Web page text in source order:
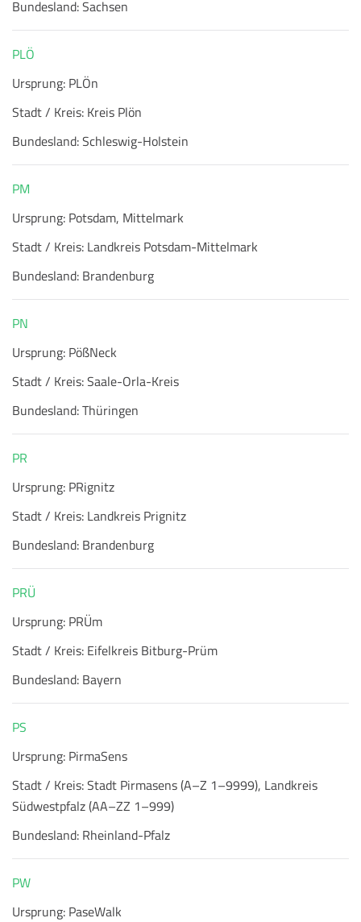
Bundesland:Sachsen
PLÖ
Ursprung: PLÖn
Stadt / Kreis: Kreis Plön
Bundesland:Schleswig-Holstein
PM
Ursprung: Potsdam, Mittelmark
Stadt / Kreis: Landkreis Potsdam-Mittelmark
Bundesland: Brandenburg
PN
Ursprung: PößNeck
Stadt / Kreis:Saale-Orla-Kreis
Bundesland:Thüringen
PR
Ursprung: PRignitz
Stadt / Kreis: Landkreis Prignitz
Bundesland: Brandenburg
PRÜ
Ursprung: PRÜm
Stadt / Kreis: Eifelkreis Bitburg-Prüm
Bundesland: Bayern
PS
Ursprung: PirmaSens
Stadt / Kreis:Stadt Pirmasens (A–Z 1–9999), Landkreis
Südwestpfalz (AA–ZZ 1–999)
Bundesland: Rheinland-Pfalz
PW
Ursprung: PaseWalk